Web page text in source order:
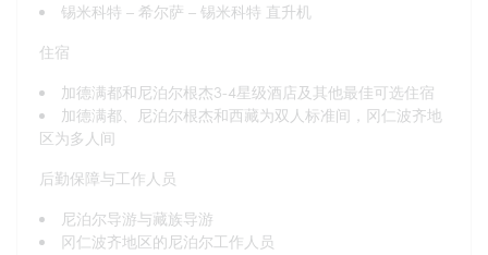
锡米科特 – 希尔萨 – 锡米科特 直升机
住宿
加德满都和尼泊尔根杰3-4星级酒店及其他最佳可选住宿
加德满都、尼泊尔根杰和西藏为双人标准间，冈仁波齐地
区为多人间
后勤保障与工作人员
尼泊尔导游与藏族导游
冈仁波齐地区的尼泊尔工作人员